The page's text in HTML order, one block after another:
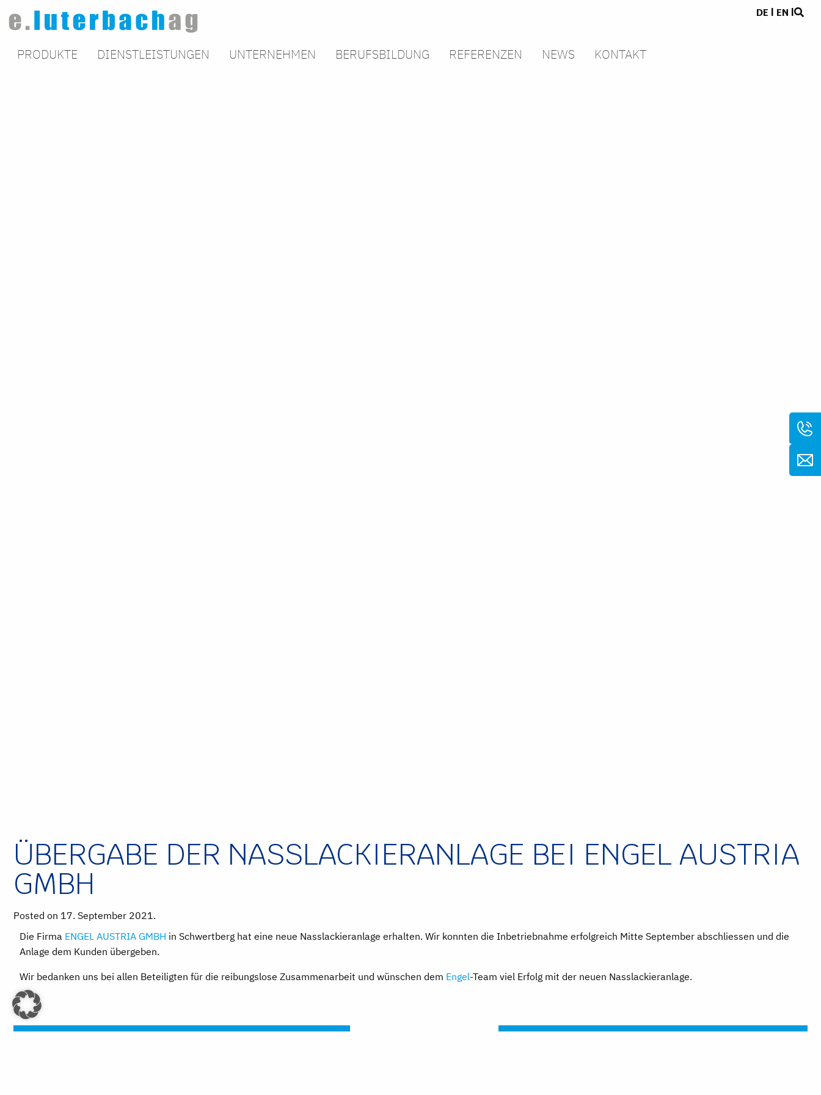
DE EN
PRODUKTE DIENSTLEISTUNGEN UNTERNEHMEN BERUFSBILDUNG REFERENZEN NEWS KONTAKT
ÜBERGABE DER NASSLACKIERANLAGE BEI ENGEL AUSTRIA
GMBH
Posted on 17. September 2021.
Die Firma ENGEL AUSTRIA GMBH in Schwertberg hat eine neue Nasslackieranlage erhalten. Wir konnten die Inbetriebnahme erfolgreich Mitte September abschliessen und die
Anlage dem Kunden übergeben.
Wir bedanken uns bei allen Beteiligten für die reibungslose Zusammenarbeit und wünschen dem Engel-Team viel Erfolg mit der neuen Nasslackieranlage.